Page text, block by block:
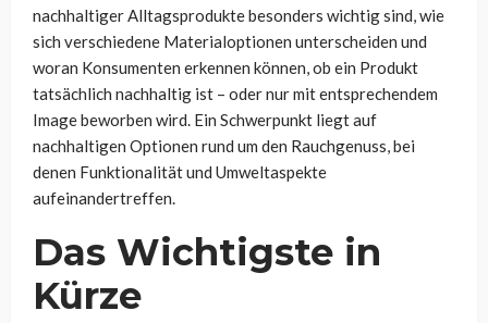
nachhaltiger Alltagsprodukte besonders wichtig sind, wie
sich verschiedene Materialoptionen unterscheiden und
woran Konsumenten erkennen können, ob ein Produkt
tatsächlich nachhaltig ist – oder nur mit entsprechendem
Image beworben wird. Ein Schwerpunkt liegt auf
nachhaltigen Optionen rund um den Rauchgenuss, bei
denen Funktionalität und Umweltaspekte
aufeinandertreffen.
Das Wichtigste in
Kürze